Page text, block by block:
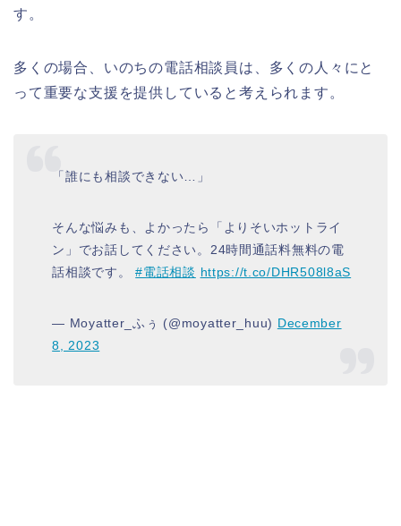
す。
多くの場合、いのちの電話相談員は、多くの人々にと
って重要な支援を提供していると考えられます。
「誰にも相談できない…」
そんな悩みも、よかったら「よりそいホットライ
ン」でお話してください。24時間通話料無料の電
話相談です。#電話相談 https://t.co/DHR508l8aS
— Moyatter_ふぅ (@moyatter_huu) December
8, 2023